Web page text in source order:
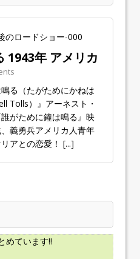
1943年 アメリカ
る（たがためにかねは
Tolls）』アーネスト・
がために鐘は鳴る』映
義勇兵アメリカ人青年
アとの恋愛！ [...]
めています!!